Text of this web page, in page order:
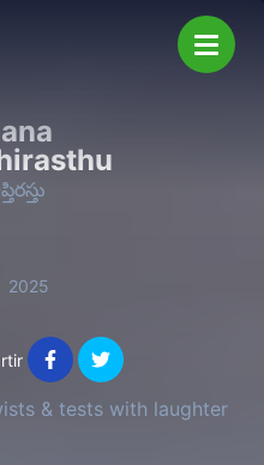
2025
& tests with laughter